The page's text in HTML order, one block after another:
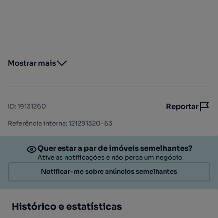
Mostrar mais
ID:19131260 Reportar
Referência interna: 121291320-63
Quer estar a par de imóveis semelhantes?
Ative as notificações e não perca um negócio
Notificar-me sobre anúncios semelhantes
Histórico e estatísticas